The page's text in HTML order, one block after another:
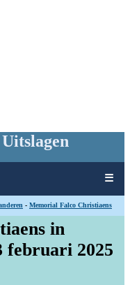
☰
- Memorial Falco Christiaens
in
februari 2025